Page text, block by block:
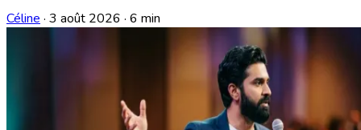
Céline · 3 août 2026 · 6 min